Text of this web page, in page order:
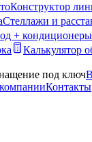
Конструктор
Стеллажи и
+ кондиционеры
Калькулятор
под ключ
Контакты